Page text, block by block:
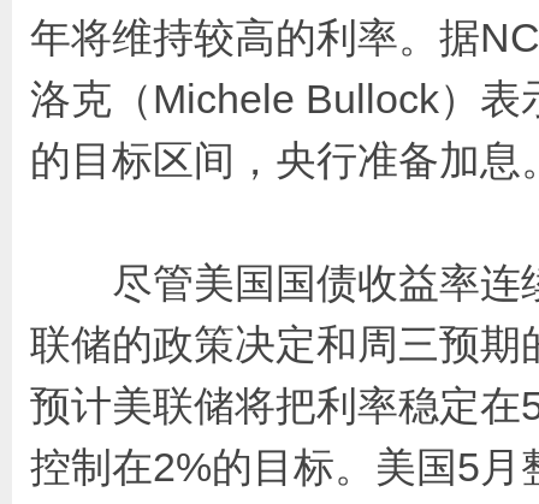
年将维持较高的利率。据
洛克（Michele Bullock）
的目标区间，央行准备加息
尽管美国国债收益率连
联储的政策决定和周三预
预计美联储将把利率稳定
控制在2%的目标。美国5